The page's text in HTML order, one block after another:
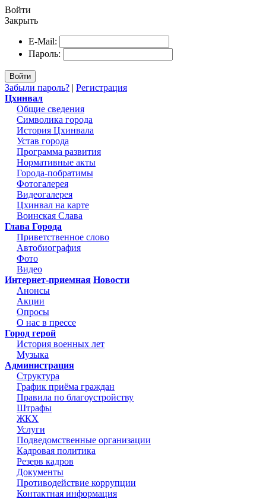
Войти
Закрыть
E-Mail:
Пароль:
Войти
Забыли пароль? | Регистрация
Цхинвал
Общие сведения
Символика города
История Цхинвала
Устав города
Программа развития
Нормативные акты
Города-побратимы
Фотогалерея
Видеогалерея
Цхинвал на карте
Воинская Слава
Глава Города
Приветственное слово
Автобиография
Фото
Видео
Интернет-приемная Новости
Анонсы
Акции
Опросы
О нас в прессе
Город герой
История военных лет
Музыка
Администрация
Структура
График приёма граждан
Правила по благоустройству
Штрафы
ЖКХ
Услуги
Подведомственные организации
Кадровая политика
Резерв кадров
Документы
Противодействие коррупции
Контактная информация